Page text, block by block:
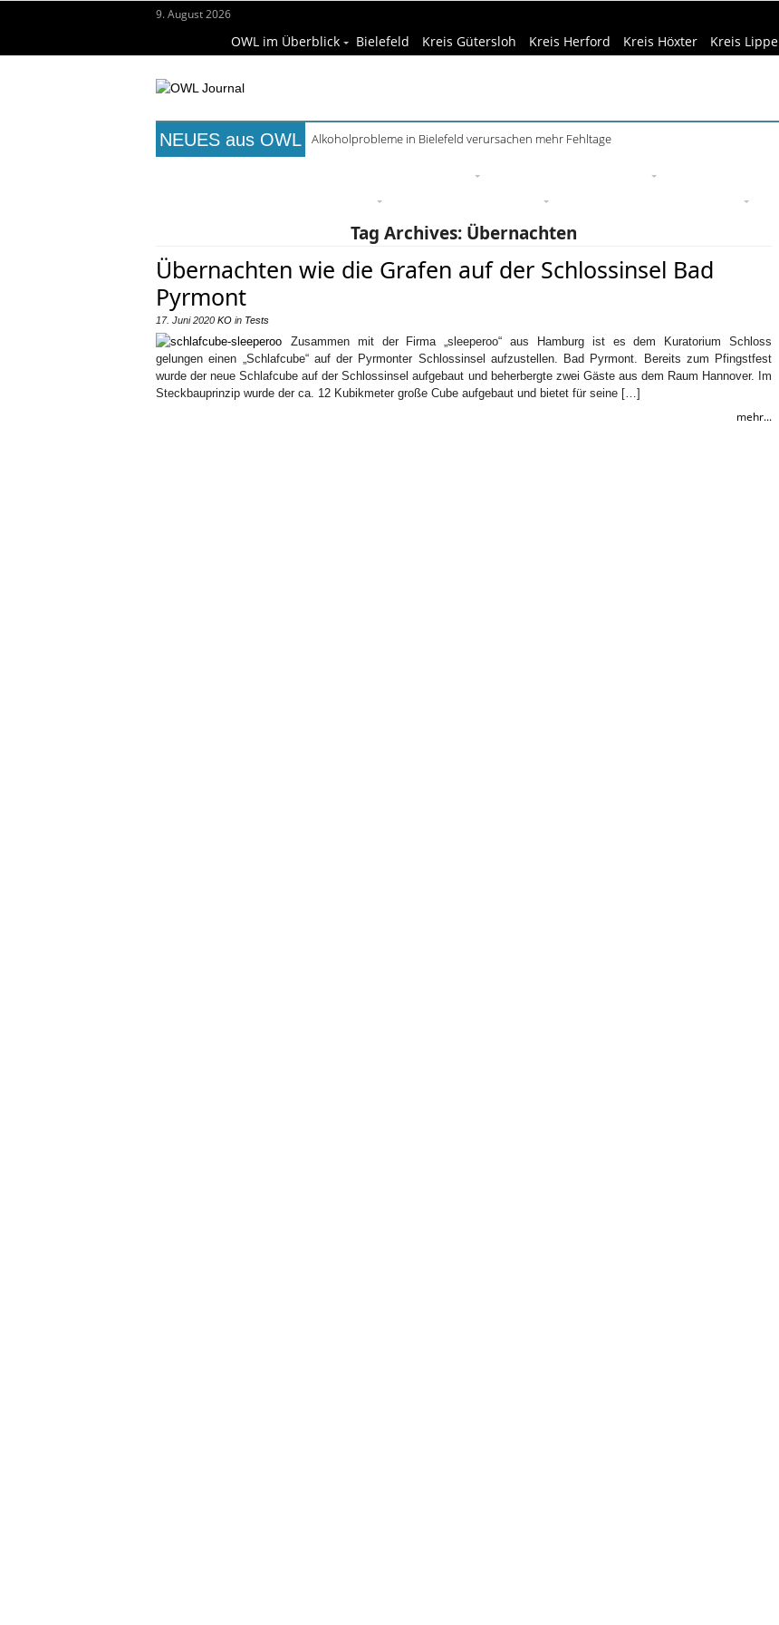
9. August 2026
OWL im Überblick Bielefeld Kreis Gütersloh Kreis Herford Kreis Höxter Kreis Lippe
NEUES aus OWL Alkoholprobleme in Bielefeld verursachen mehr Fehltage
Tag Archives: Übernachten
Übernachten wie die Grafen auf der Schlossinsel Bad
Pyrmont
17. Juni 2020 KO in Tests
Zusammen mit der Firma „sleeperoo“ aus Hamburg ist es dem Kuratorium Schloss
gelungen einen „Schlafcube“ auf der Pyrmonter Schlossinsel aufzustellen. Bad Pyrmont. Bereits zum Pfingstfest
wurde der neue Schlafcube auf der Schlossinsel aufgebaut und beherbergte zwei Gäste aus dem Raum Hannover. Im
Steckbauprinzip wurde der ca. 12 Kubikmeter große Cube aufgebaut und bietet für seine […]
mehr...